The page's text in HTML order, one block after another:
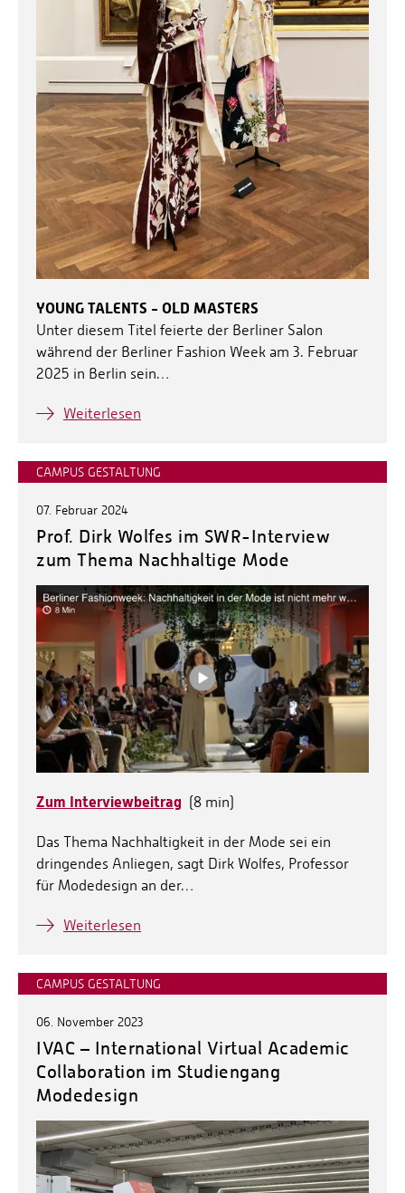
YOUNG TALENTS - OLD MASTERS
Unter diesem Titel feierte der Berliner Salon
während der Berliner Fashion Week am 3. Februar
2025 in Berlin sein…
Weiterlesen
CAMPUS GESTALTUNG
07. Februar 2024
Prof. Dirk Wolfes im SWR-Interview
zum Thema Nachhaltige Mode
Zum Interviewbeitrag (8 min)
Das Thema Nachhaltigkeit in der Mode sei ein
dringendes Anliegen, sagt Dirk Wolfes, Professor
für Modedesign an der…
Weiterlesen
CAMPUS GESTALTUNG
06. November 2023
IVAC – International Virtual Academic
Collaboration im Studiengang
Modedesign